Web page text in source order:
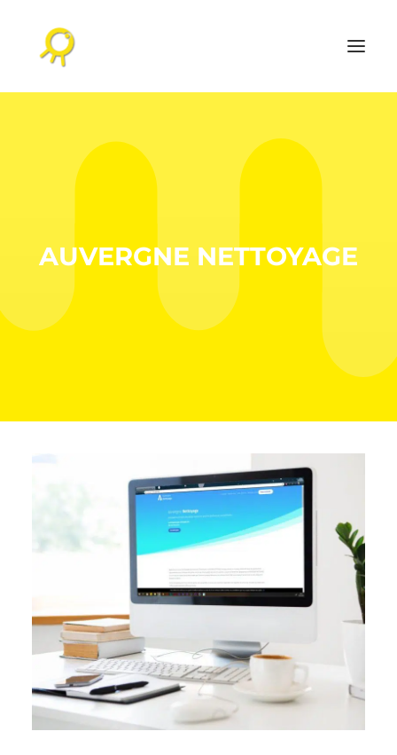
ACCUEIL
AGENDA CULTUREL
NOS PUBLICATIONS
CONTACT
AUVERGNE NETTOYAGE